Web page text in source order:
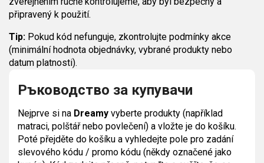
připravený k použití.
Tip: Pokud kód nefunguje, zkontrolujte podmínky akce
(minimální hodnota objednávky, vybrané produkty nebo
datum platnosti).
Ръководство за купувачи
Nejprve si na Dreamy vyberte produkty (například
matraci, polštář nebo povlečení) a vložte je do košíku.
Poté přejděte do košíku a vyhledejte pole pro zadání
slevového kódu / promo kódu (někdy označené jako